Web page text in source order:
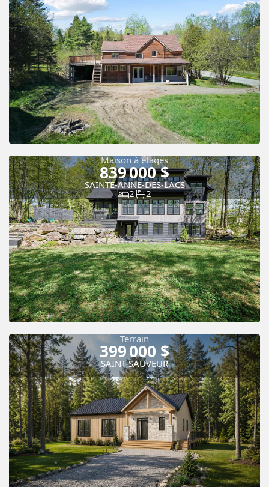
Maison à étages
839 000 $
SAINTE-ANNE-DES-LACS
2 2
Video Visite libre
Terrain
399 000 $
SAINT-SAUVEUR